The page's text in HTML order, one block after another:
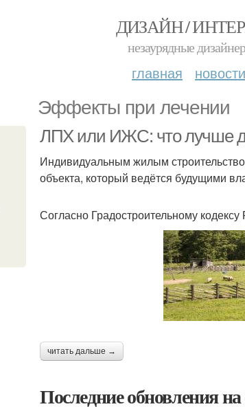
ДИЗАЙН /
незаурядные
главная новости
Эффекты при лечении
ЛПХ или ИЖС: что лучше
Индивидуальным жилым
объекта, который ведётся будущими
Согласно Градостроительному
читать дальше →
Последние обновления на